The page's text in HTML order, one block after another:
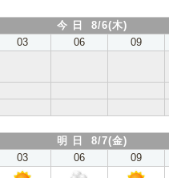
今 日 8/6(木)
03 06 09
明 日 8/7(金)
03 06 09